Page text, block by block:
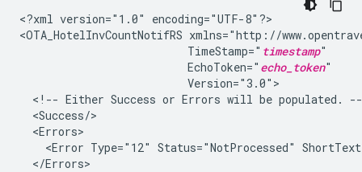
<?xml version="1.0"
encoding="UTF-8"?>
<OTA_HotelInvCountNotifRS
TimeStamp=" timestamp
EchoToken=" echo_token
<!-- Either Success or Errors will be populated.
<Error Type="12" Status="NotProcessed"
</Errors>